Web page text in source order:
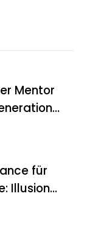
pro
– und
2026
zählt: Wie
Mentor
für
Illusion